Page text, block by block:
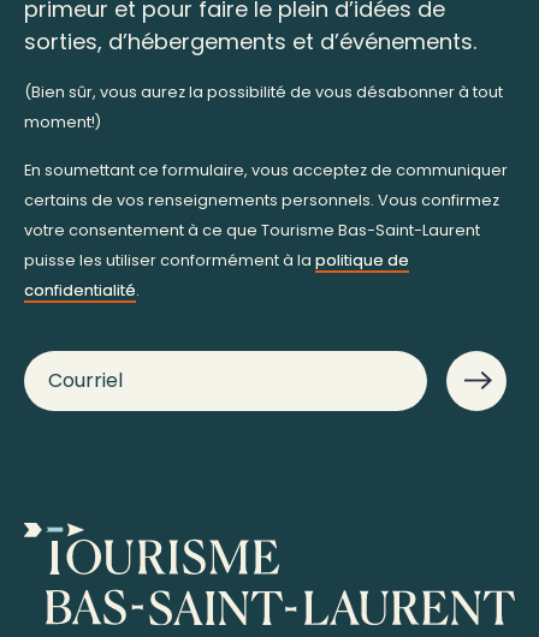
primeur et pour faire le plein d’idées de
sorties, d’hébergements et d’événements.
(Bien sûr, vous aurez la possibilité de vous désabonner à tout
moment!)
En soumettant ce formulaire, vous acceptez de communiquer
certains de vos renseignements personnels. Vous confirmez
votre consentement à ce que Tourisme Bas-Saint-Laurent
puisse les utiliser conformément à la politique de
confidentialité.